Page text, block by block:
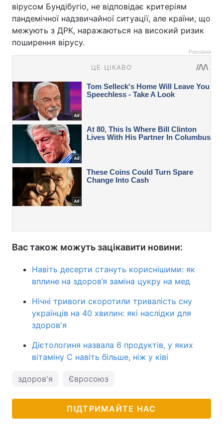
вірусом Бундібугіо, не відповідає критеріям
пандемічної надзвичайної ситуації, але країни, що
межують з ДРК, наражаються на високий ризик
поширення вірусу.
Реклама
Вас також можуть зацікавити новини:
Навіть десерти стануть кориснішими: як
вплине на здоров’я заміна цукру на мед
Нічні тривоги скоротили тривалість сну
українців на 40 хвилин: які наслідки для
здоров'я
Дієтологиня назвала 6 продуктів, у яких
вітаміну С навіть більше, ніж у ківі
здоров'я Євросоюз
ПІДТРИМАЙТЕ НАС